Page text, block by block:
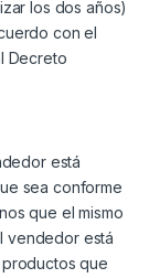
los dos años)
con el
Decreto
está
sea conforme
que el mismo
vendedor está
que